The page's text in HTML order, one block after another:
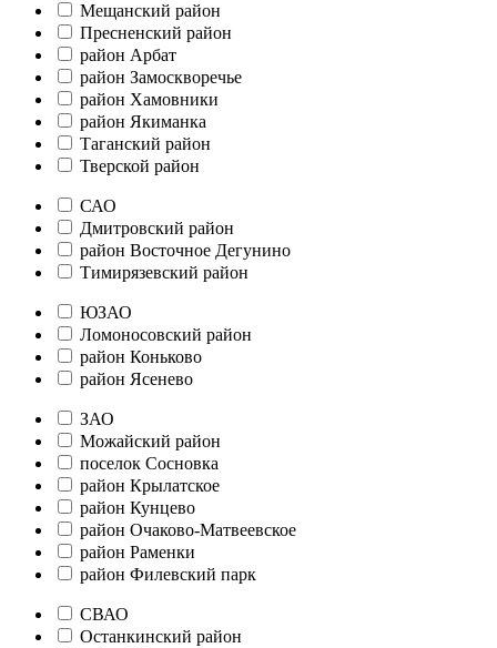
Мещанский район
Пресненский район
район Арбат
район Замоскворечье
район Хамовники
район Якиманка
Таганский район
Тверской район
САО
Дмитровский район
район Восточное Дегунино
Тимирязевский район
ЮЗАО
Ломоносовский район
район Коньково
район Ясенево
ЗАО
Можайский район
поселок Сосновка
район Крылатское
район Кунцево
район Очаково-Матвеевское
район Раменки
район Филевский парк
СВАО
Останкинский район